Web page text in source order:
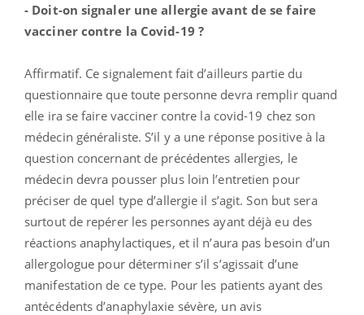
- Doit-on signaler une allergie avant de se faire
vacciner contre la Covid-19 ?
Affirmatif. Ce signalement fait d’ailleurs partie du
questionnaire que toute personne devra remplir quand
elle ira se faire vacciner contre la covid-19 chez son
médecin généraliste. S’il y a une réponse positive à la
question concernant de précédentes allergies, le
médecin devra pousser plus loin l’entretien pour
préciser de quel type d’allergie il s’agit. Son but sera
surtout de repérer les personnes ayant déjà eu des
réactions anaphylactiques, et il n’aura pas besoin d’un
allergologue pour déterminer s’il s’agissait d’une
manifestation de ce type. Pour les patients ayant des
antécédents d’anaphylaxie sévère, un avis